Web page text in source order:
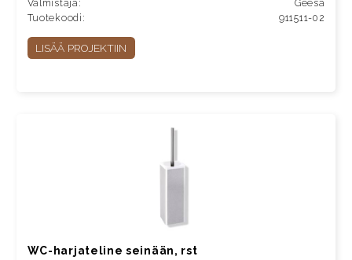
Valmistaja:
Geesa
Tuotekoodi:
911511-02
LISÄÄ PROJEKTIIN
WC-harjateline seinään, rst